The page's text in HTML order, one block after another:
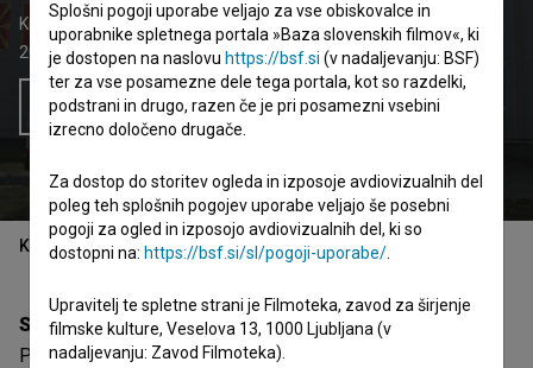
Kratki dokumentarni film
22' 30''
2022
Srbija,Slovenija
Želim si ogledati ta film
Kazalo
Sinopsis
Pokal za mir je turnir v malem nogometu, na katerem
Splošni pogoji uporabe veljajo za vse obiskovalce in
uporabnike spletnega portala »Baza slovenskih filmov«, ki
je dostopen na naslovu https://bsf.si (v nadaljevanju: BSF)
ter za vse posamezne dele tega portala, kot so razdelki,
podstrani in drugo, razen če je pri posamezni vsebini
izrecno določeno drugače.
Za dostop do storitev ogleda in izposoje avdiovizualnih del
poleg teh splošnih pogojev uporabe veljajo še posebni
pogoji za ogled in izposojo avdiovizualnih del, ki so
dostopni na: https://bsf.si/sl/pogoji-uporabe/
Upravitelj te spletne strani je Filmoteka, zavod za širjenje
filmske kulture, Veselova 13, 1000 Ljubljana (v
nadaljevanju: Zavod Filmoteka).